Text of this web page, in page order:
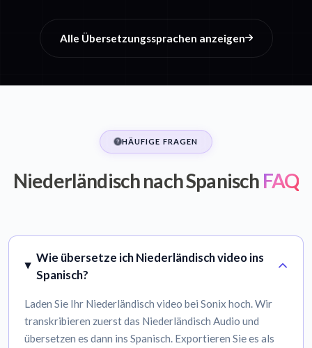
Alle Übersetzungssprachen anzeigen
HÄUFIGE FRAGEN
Niederländisch nach Spanisch FAQ
Wie übersetze ich Niederländisch video ins
Spanisch?
Laden Sie Ihr Niederländisch video bei Sonix hoch. Wir
transkribieren zuerst das Niederländisch Audio und
übersetzen es dann ins Spanisch. Exportieren Sie es als